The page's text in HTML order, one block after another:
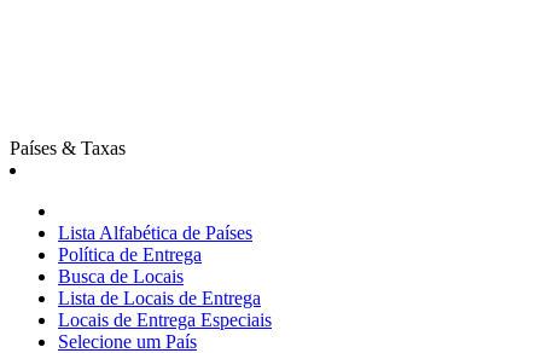
Países & Taxas
Lista Alfabética de Países
Política de Entrega
Busca de Locais
Lista de Locais de Entrega
Locais de Entrega Especiais
Selecione um País